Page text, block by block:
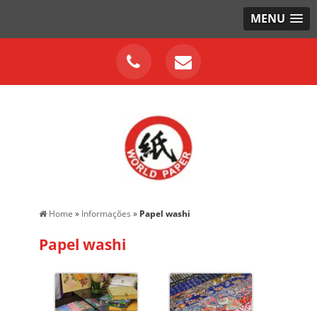
MENU
Home » Informações » Papel washi
Papel washi